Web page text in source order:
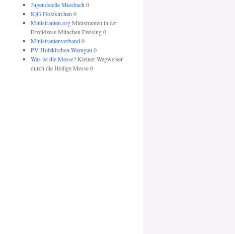
Jugendstelle Miesbach 0
KjG Holzkirchen 0
Ministranten.orgMinistranten in der
Erzdiözese München Freising 0
Ministrantenverband0
PV Holzkirchen-Warngau 0
Was ist die Messe?Kleiner Wegweiser
durch die Heilige Messe 0